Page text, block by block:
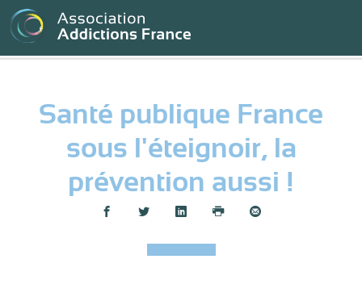
Santé publique France
sous l'éteignoir, la
prévention aussi !
Partager :
Panneau de gestion des cookies